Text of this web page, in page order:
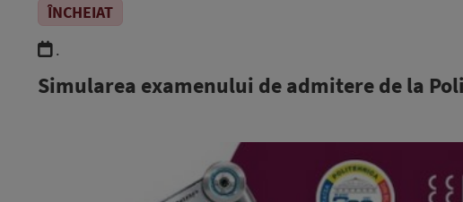
ÎNCHEIAT
.
Simularea examenului de admitere de la